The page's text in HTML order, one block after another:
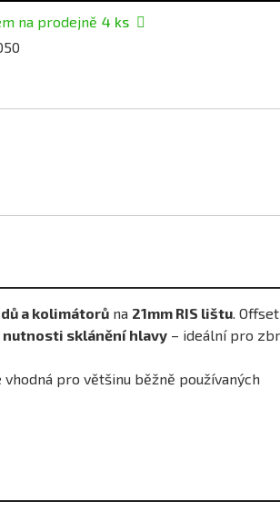
na prodejně 4 ks
a kolimátorů na 21mm RIS lištu . Offset
sklánění hlavy – ideální pro
pro většinu běžně používaných